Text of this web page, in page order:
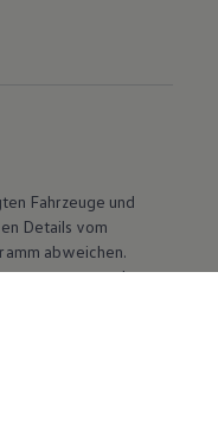
Fahrzeuge und
Details vom
abweichen.
der